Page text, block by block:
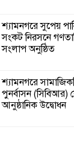
শ্যামনগরে সুপেয়
সংকট নিরসনে
সংলাপ অনুষ্ঠিত
শ্যামনগরে
পুনর্বাসন (সিবিআর)
আনুষ্ঠানিক উদ্বোধন